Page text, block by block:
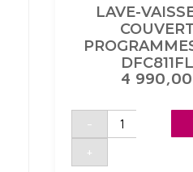
LAVE-
4 990,00
-
quantité
LAVE-
COUVERTS
+